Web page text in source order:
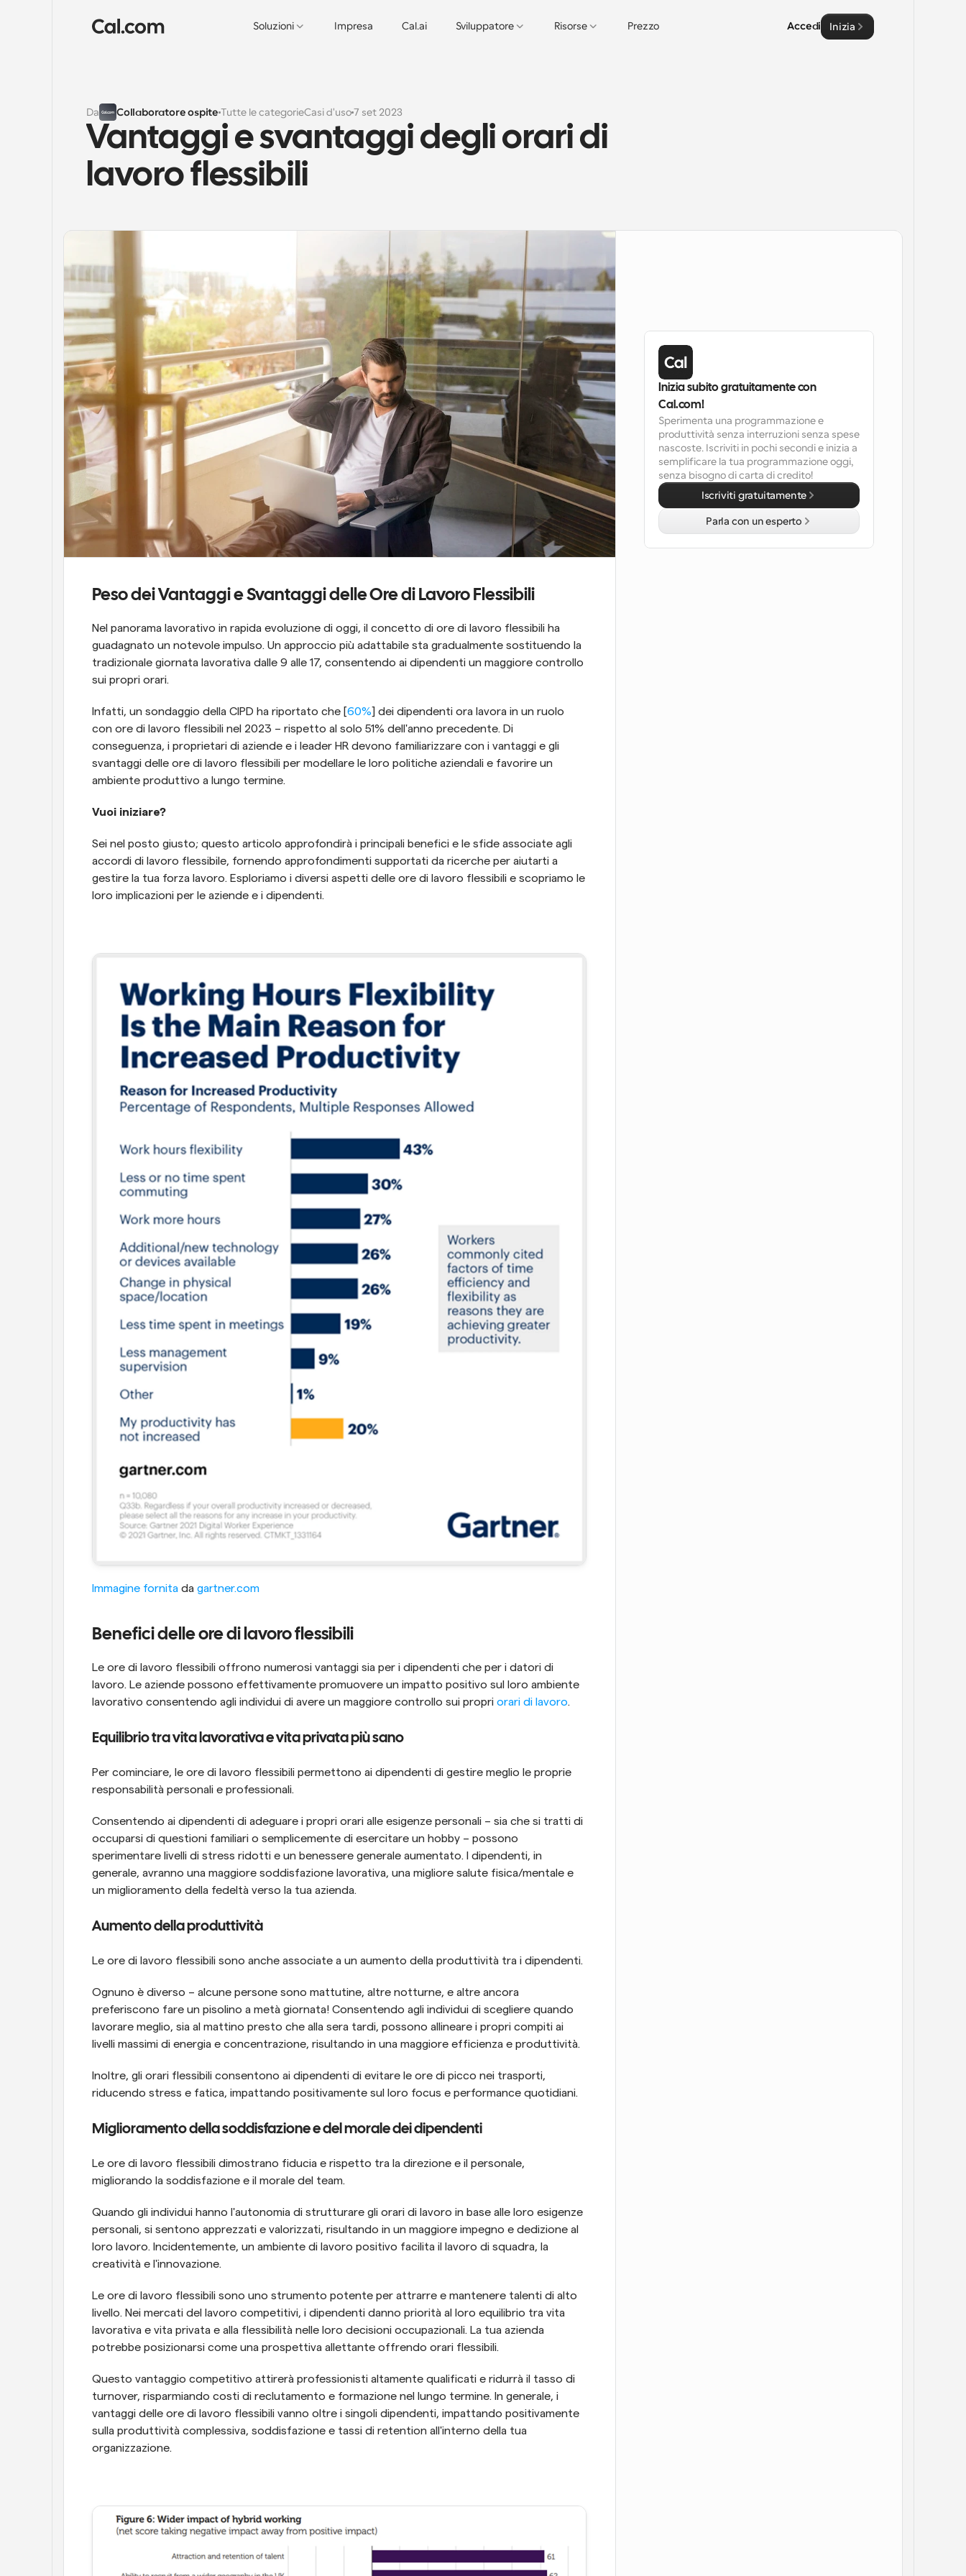
Soluzioni Impresa Cal.ai Sviluppatore Risorse Prezzo Accedi Inizia
Da Collaboratore ospite Tutte le categorieCasi d'uso7 set 2023
Vantaggi e svantaggi degli orari di
lavoro flessibili
Peso dei Vantaggi e Svantaggi delle Ore di Lavoro Flessibili
Nel panorama lavorativo in rapida evoluzione di oggi, il concetto di ore di lavoro flessibili ha
guadagnato un notevole impulso. Un approccio più adattabile sta gradualmente sostituendo la
tradizionale giornata lavorativa dalle 9 alle 17, consentendo ai dipendenti un maggiore controllo
sui propri orari.
Infatti, un sondaggio della CIPD ha riportato che [60%] dei dipendenti ora lavora in un ruolo
con ore di lavoro flessibili nel 2023 – rispetto al solo 51% dell'anno precedente. Di
conseguenza, i proprietari di aziende e i leader HR devono familiarizzare con i vantaggi e gli
svantaggi delle ore di lavoro flessibili per modellare le loro politiche aziendali e favorire un
ambiente produttivo a lungo termine.
Vuoi iniziare?
Sei nel posto giusto; questo articolo approfondirà i principali benefici e le sfide associate agli
accordi di lavoro flessibile, fornendo approfondimenti supportati da ricerche per aiutarti a
gestire la tua forza lavoro. Esploriamo i diversi aspetti delle ore di lavoro flessibili e scopriamo le
loro implicazioni per le aziende e i dipendenti.
Immagine fornita da gartner.com
Benefici delle ore di lavoro flessibili
Le ore di lavoro flessibili offrono numerosi vantaggi sia per i dipendenti che per i datori di
lavoro. Le aziende possono effettivamente promuovere un impatto positivo sul loro ambiente
lavorativo consentendo agli individui di avere un maggiore controllo sui propri orari di lavoro.
Equilibrio tra vita lavorativa e vita privata più sano
Per cominciare, le ore di lavoro flessibili permettono ai dipendenti di gestire meglio le proprie
responsabilità personali e professionali.
Consentendo ai dipendenti di adeguare i propri orari alle esigenze personali – sia che si tratti di
occuparsi di questioni familiari o semplicemente di esercitare un hobby – possono
sperimentare livelli di stress ridotti e un benessere generale aumentato. I dipendenti, in
generale, avranno una maggiore soddisfazione lavorativa, una migliore salute fisica/mentale e
un miglioramento della fedeltà verso la tua azienda.
Aumento della produttività
Le ore di lavoro flessibili sono anche associate a un aumento della produttività tra i dipendenti.
Ognuno è diverso – alcune persone sono mattutine, altre notturne, e altre ancora
preferiscono fare un pisolino a metà giornata! Consentendo agli individui di scegliere quando
lavorare meglio, sia al mattino presto che alla sera tardi, possono allineare i propri compiti ai
livelli massimi di energia e concentrazione, risultando in una maggiore efficienza e produttività.
Inoltre, gli orari flessibili consentono ai dipendenti di evitare le ore di picco nei trasporti,
riducendo stress e fatica, impattando positivamente sul loro focus e performance quotidiani.
Miglioramento della soddisfazione e del morale dei dipendenti
Le ore di lavoro flessibili dimostrano fiducia e rispetto tra la direzione e il personale,
migliorando la soddisfazione e il morale del team.
Quando gli individui hanno l'autonomia di strutturare gli orari di lavoro in base alle loro esigenze
personali, si sentono apprezzati e valorizzati, risultando in un maggiore impegno e dedizione al
loro lavoro. Incidentemente, un ambiente di lavoro positivo facilita il lavoro di squadra, la
creatività e l'innovazione.
Le ore di lavoro flessibili sono uno strumento potente per attrarre e mantenere talenti di alto
livello. Nei mercati del lavoro competitivi, i dipendenti danno priorità al loro equilibrio tra vita
lavorativa e vita privata e alla flessibilità nelle loro decisioni occupazionali. La tua azienda
potrebbe posizionarsi come una prospettiva allettante offrendo orari flessibili.
Questo vantaggio competitivo attirerà professionisti altamente qualificati e ridurrà il tasso di
turnover, risparmiando costi di reclutamento e formazione nel lungo termine. In generale, i
vantaggi delle ore di lavoro flessibili vanno oltre i singoli dipendenti, impattando positivamente
sulla produttività complessiva, soddisfazione e tassi di retention all'interno della tua
organizzazione.
Inizia subito gratuitamente con
Cal.com!
Sperimenta una programmazione e
produttività senza interruzioni senza spese
nascoste. Iscriviti in pochi secondi e inizia a
semplificare la tua programmazione oggi,
senza bisogno di carta di credito!
Iscriviti gratuitamente
Parla con un esperto